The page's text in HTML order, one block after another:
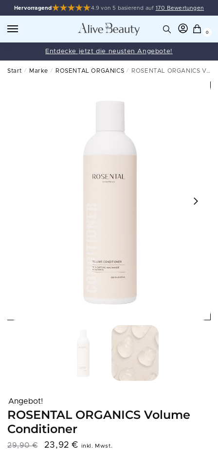
Hervorragend 4.9 von 5 basierend auf 170 Bewertungen
0
Entdecke jetzt die neusten Angebote!
Start / Marke / ROSENTAL ORGANICS / ROSENTAL ORGANICS Volume Conditioner
Angebot!
ROSENTAL ORGANICS Volume
Conditioner
29,90€ 23,92€ inkl. Mwst.